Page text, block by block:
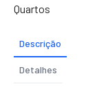
Quartos
Descrição
Detalhes